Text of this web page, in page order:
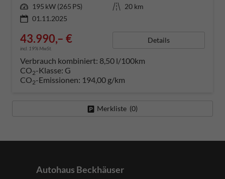
Leistung 195 kW (265 PS) Kilometerstand 20 km
01.11.2025
43.990,– €
incl. 19% MwSt.
Details
Verbrauch kombiniert: 8,50 l/100km
CO2-Klasse: G
CO2-Emissionen: 194,00 g/km
Merkliste (0)
Autohaus Beckhäuser